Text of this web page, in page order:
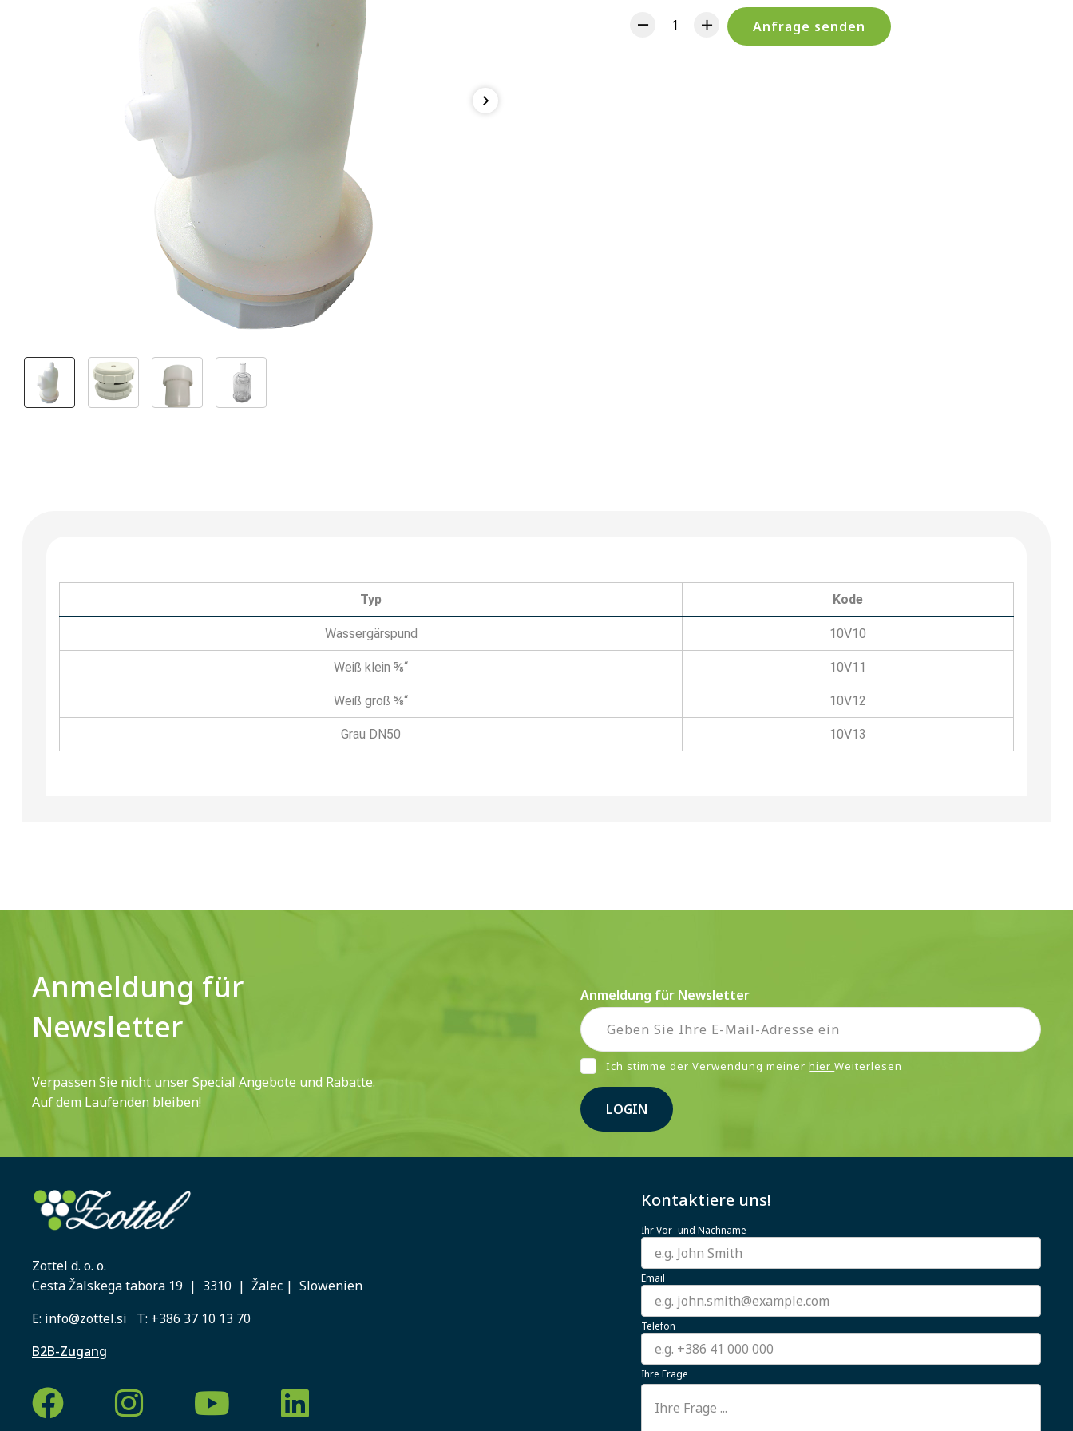
Anfrage senden
Typ Kode
Wassergärspund 10V10
Weiß klein ⅝‘‘ 10V11
Weiß groß ⅝‘‘ 10V12
Grau DN50 10V13
Anmeldung für
Newsletter
Verpassen Sie nicht unser Special Angebote und Rabatte.
Auf dem Laufenden bleiben!
Anmeldung für Newsletter
Ich stimme der Verwendung meinerhierWeiterlesen
LOGIN
Zottel d. o. o.
Cesta Žalskega tabora 19 | 3310 | Žalec | Slowenien
E: info@zottel.si T: +386 37 10 13 70
B2B-Zugang
Kontaktiere uns!
Ihr Vor- und Nachname
Email
Telefon
Ihre Frage